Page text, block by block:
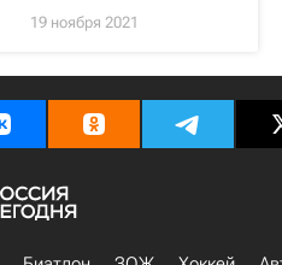
19 ноября 2021